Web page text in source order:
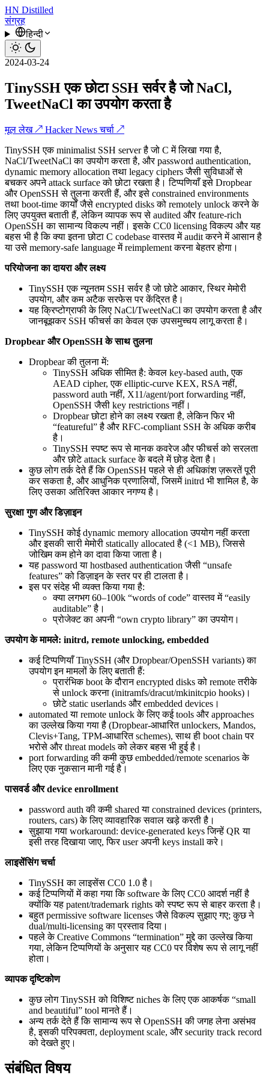
HN Distilled
संग्रह
हिन्दी
2024-03-24
TinySSH एक छोटा SSH सर्वर है जो NaCl,
TweetNaCl का उपयोग करता है
मूल लेख ↗ Hacker News चर्चा ↗
TinySSH एक minimalist SSH server है जो C में लिखा गया है,
NaCl/TweetNaCl का उपयोग करता है, और password authentication,
dynamic memory allocation तथा legacy ciphers जैसी सुविधाओं से
बचकर अपने attack surface को छोटा रखता है। टिप्पणियाँ इसे Dropbear
और OpenSSH से तुलना करती हैं, और इसे constrained environments
तथा boot-time कार्यों जैसे encrypted disks को remotely unlock करने के
लिए उपयुक्त बताती हैं, लेकिन व्यापक रूप से audited और feature-rich
OpenSSH का सामान्य विकल्प नहीं। इसके CC0 licensing विकल्प और यह
बहस भी है कि क्या इतना छोटा C codebase वास्तव में audit करने में आसान है
या उसे memory-safe language में reimplement करना बेहतर होगा।
परियोजना का दायरा और लक्ष्य
TinySSH एक न्यूनतम SSH सर्वर है जो छोटे आकार, स्थिर मेमोरी
उपयोग, और कम अटैक सरफेस पर केंद्रित है।
यह क्रिप्टोग्राफी के लिए NaCl/TweetNaCl का उपयोग करता है और
जानबूझकर SSH फीचर्स का केवल एक उपसमुच्चय लागू करता है।
Dropbear और OpenSSH के साथ तुलना
Dropbear की तुलना में:
TinySSH अधिक सीमित है: केवल key-based auth, एक
AEAD cipher, एक elliptic-curve KEX, RSA नहीं,
password auth नहीं, X11/agent/port forwarding नहीं,
OpenSSH जैसी key restrictions नहीं।
Dropbear छोटा होने का लक्ष्य रखता है, लेकिन फिर भी
“featureful” है और RFC-compliant SSH के अधिक करीब
है।
TinySSH स्पष्ट रूप से मानक कवरेज और फीचर्स को सरलता
और छोटे attack surface के बदले में छोड़ देता है।
कुछ लोग तर्क देते हैं कि OpenSSH पहले से ही अधिकांश ज़रूरतें पूरी
कर सकता है, और आधुनिक प्रणालियों, जिसमें initrd भी शामिल है, के
लिए उसका अतिरिक्त आकार नगण्य है।
सुरक्षा गुण और डिज़ाइन
TinySSH कोई dynamic memory allocation उपयोग नहीं करता
और इसकी सारी मेमोरी statically allocated है (<1 MB), जिससे
जोखिम कम होने का दावा किया जाता है।
यह password या hostbased authentication जैसी “unsafe
features” को डिज़ाइन के स्तर पर ही टालता है।
इस पर संदेह भी व्यक्त किया गया है:
क्या लगभग 60–100k “words of code” वास्तव में “easily
auditable” है।
प्रोजेक्ट का अपनी “own crypto library” का उपयोग।
उपयोग के मामले: initrd, remote unlocking, embedded
कई टिप्पणियाँ TinySSH (और Dropbear/OpenSSH variants) का
उपयोग इन मामलों के लिए बताती हैं:
प्रारंभिक boot के दौरान encrypted disks को remote तरीके
से unlock करना (initramfs/dracut/mkinitcpio hooks)।
छोटे static userlands और embedded devices।
automated या remote unlock के लिए कई tools और approaches
का उल्लेख किया गया है (Dropbear-आधारित unlockers, Mandos,
Clevis+Tang, TPM-आधारित schemes), साथ ही boot chain पर
भरोसे और threat models को लेकर बहस भी हुई है।
port forwarding की कमी कुछ embedded/remote scenarios के
लिए एक नुकसान मानी गई है।
पासवर्ड और device enrollment
password auth की कमी shared या constrained devices (printers,
routers, cars) के लिए व्यावहारिक सवाल खड़े करती है।
सुझाया गया workaround: device-generated keys जिन्हें QR या
इसी तरह दिखाया जाए, फिर user अपनी keys install करे।
लाइसेंसिंग चर्चा
TinySSH का लाइसेंस CC0 1.0 है।
कई टिप्पणियों में कहा गया कि software के लिए CC0 आदर्श नहीं है
क्योंकि यह patent/trademark rights को स्पष्ट रूप से बाहर करता है।
बहुत permissive software licenses जैसे विकल्प सुझाए गए; कुछ ने
dual/multi-licensing का प्रस्ताव दिया।
पहले के Creative Commons “termination” मुद्दे का उल्लेख किया
गया, लेकिन टिप्पणियों के अनुसार यह CC0 पर विशेष रूप से लागू नहीं
होता।
व्यापक दृष्टिकोण
कुछ लोग TinySSH को विशिष्ट niches के लिए एक आकर्षक “small
and beautiful” tool मानते हैं।
अन्य तर्क देते हैं कि सामान्य रूप से OpenSSH की जगह लेना असंभव
है, इसकी परिपक्वता, deployment scale, और security track record
को देखते हुए।
संबंधित विषय